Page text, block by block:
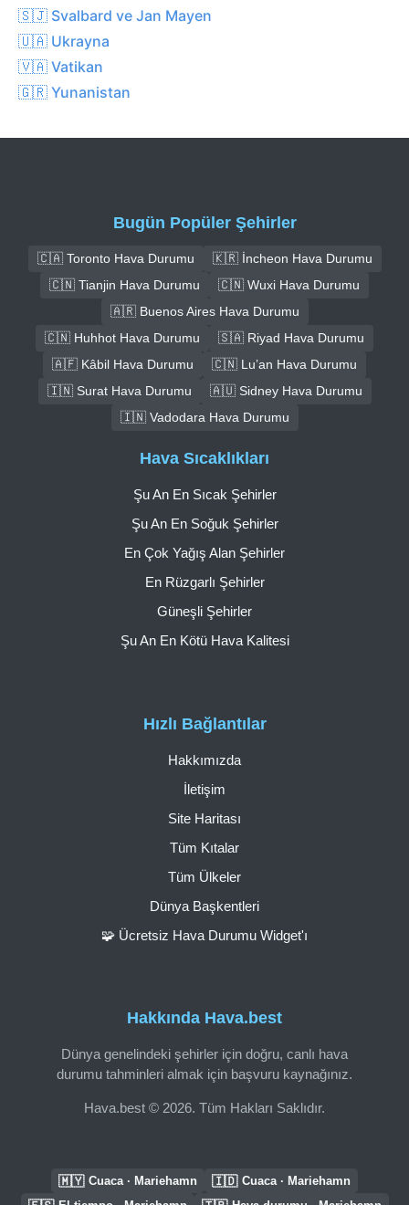
🇸🇯 Svalbard ve Jan Mayen
🇺🇦 Ukrayna
🇻🇦 Vatikan
🇬🇷 Yunanistan
Bugün Popüler Şehirler
🇨🇦 Toronto Hava Durumu
🇰🇷 İncheon Hava Durumu
🇨🇳 Tianjin Hava Durumu
🇨🇳 Wuxi Hava Durumu
🇦🇷 Buenos Aires Hava Durumu
🇨🇳 Huhhot Hava Durumu
🇸🇦 Riyad Hava Durumu
🇦🇫 Kâbil Hava Durumu
🇨🇳 Lu’an Hava Durumu
🇮🇳 Surat Hava Durumu
🇦🇺 Sidney Hava Durumu
🇮🇳 Vadodara Hava Durumu
Hakkında Hava.best
Dünya genelindeki şehirler için doğru, canlı hava
durumu tahminleri almak için başvuru kaynağınız.
Hava.best © 2026. Tüm Hakları Saklıdır.
Hızlı Bağlantılar
Hakkımızda
İletişim
Site Haritası
Tüm Kıtalar
Tüm Ülkeler
Dünya Başkentleri
🧩 Ücretsiz Hava Durumu Widget'ı
Hava Sıcaklıkları
Şu An En Sıcak Şehirler
Şu An En Soğuk Şehirler
En Çok Yağış Alan Şehirler
En Rüzgarlı Şehirler
Güneşli Şehirler
Şu An En Kötü Hava Kalitesi
🇲🇾 Cuaca · Mariehamn 🇮🇩 Cuaca · Mariehamn